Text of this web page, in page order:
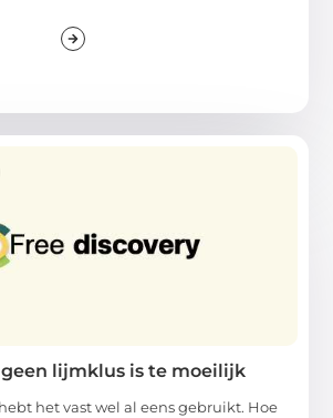
lijmklus is te moeilijk
het vast wel al eens gebruikt. Hoe